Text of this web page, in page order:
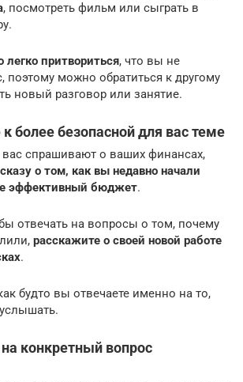
, посмотреть фильм или сыграть в
легко притвориться, что вы не
можно обратиться к другому
новый разговор или занятие.
более безопасной для вас теме
вас спрашивают о ваших финансах,
о том, как вы недавно начали
эффективный бюджет.
отвечать на вопросы о том, почему
расскажите о своей новой работе
.
будто вы отвечаете именно на то,
конкретный вопрос